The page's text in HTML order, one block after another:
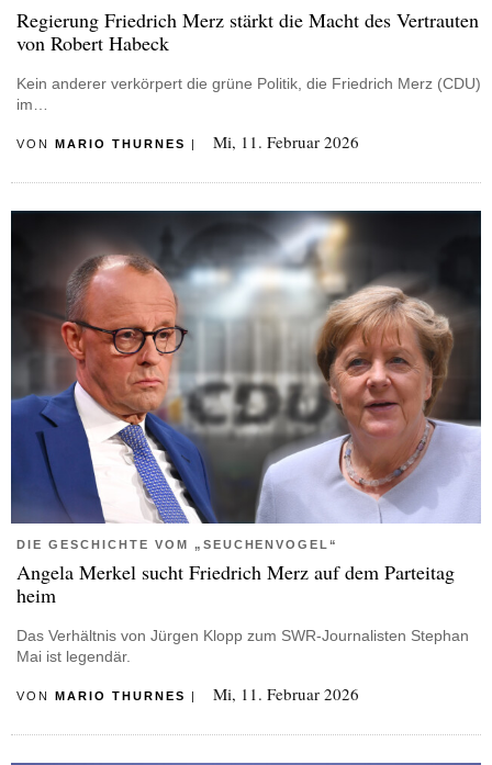
Regierung Friedrich Merz stärkt die Macht des Vertrauten
von Robert Habeck
Kein anderer verkörpert die grüne Politik, die Friedrich Merz (CDU)
im…
VON MARIO THURNES | Mi, 11. Februar 2026
DIE GESCHICHTE VOM „SEUCHENVOGEL“
Angela Merkel sucht Friedrich Merz auf dem Parteitag
heim
Das Verhältnis von Jürgen Klopp zum SWR-Journalisten Stephan
Mai ist legendär.
VON MARIO THURNES | Mi, 11. Februar 2026